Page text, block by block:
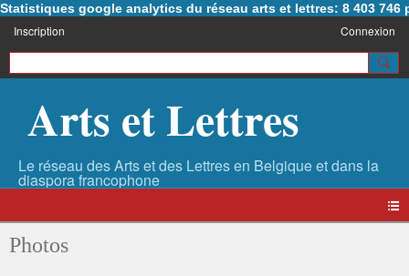
Statistiques google analytics du réseau arts et lettres: 8 403 746
Inscription Connexion
Arts et Lettres
Photos